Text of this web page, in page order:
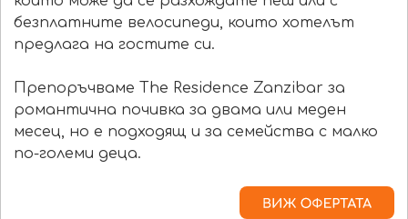
безплатните велосипеди, които хотелът
предлага на гостите си.
Препоръчваме The Residence Zanzibar за
романтична почивка за двама или меден
месец, но е подходящ и за семейства с малко
по-големи деца.